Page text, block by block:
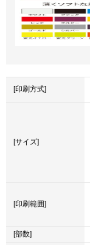
[印刷方式]
[サイズ]
[印刷範囲]
[部数]